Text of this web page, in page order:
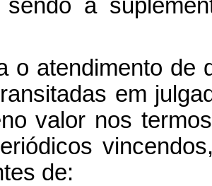
sendo a
o atendimento de
em
valor nos
de: